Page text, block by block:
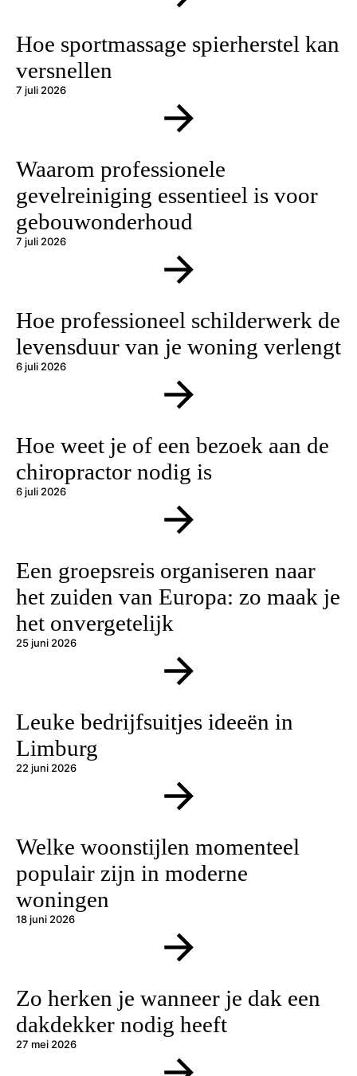
Hoe sportmassage spierherstel kan
versnellen
7 juli 2026
Waarom professionele
gevelreiniging essentieel is voor
gebouwonderhoud
7 juli 2026
Hoe professioneel schilderwerk de
levensduur van je woning verlengt
6 juli 2026
Hoe weet je of een bezoek aan de
chiropractor nodig is
6 juli 2026
Een groepsreis organiseren naar
het zuiden van Europa: zo maak je
het onvergetelijk
25 juni 2026
Leuke bedrijfsuitjes ideeën in
Limburg
22 juni 2026
Welke woonstijlen momenteel
populair zijn in moderne
woningen
18 juni 2026
Zo herken je wanneer je dak een
dakdekker nodig heeft
27 mei 2026